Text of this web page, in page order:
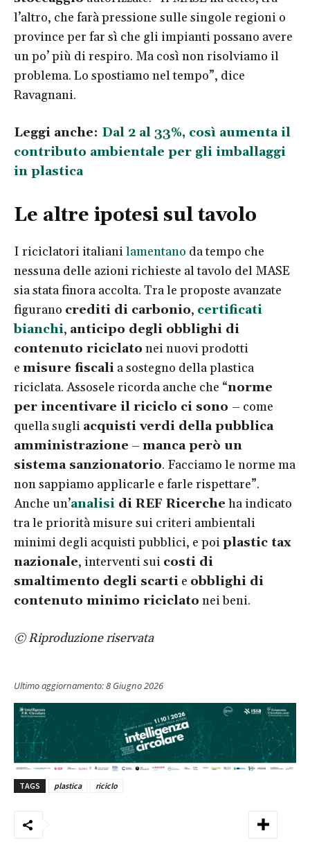
l’altro, che farà pressione sulle singole regioni o
province per far sì che gli impianti possano avere
un po’ più di respiro. Ma così non risolviamo il
problema. Lo spostiamo nel tempo”, dice
Ravagnani.
Leggi anche: Dal 2 al 33%, così aumenta il
contributo ambientale per gli imballaggi
in plastica
Le altre ipotesi sul tavolo
I riciclatori italianilamentano da tempo che
nessuna delle azioni richieste al tavolo del MASE
sia stata finora accolta. Tra le proposte avanzate
figurano crediti di carbonio, certificati
bianchi, anticipo degli obblighi di
contenuto riciclato nei nuovi prodotti
e misure fiscali a sostegno della plastica
riciclata. Assosele ricorda anche che “norme
per incentivare il riciclo ci sono – come
quella sugli acquisti verdi della pubblica
amministrazione – manca però un
sistema sanzionatorio. Facciamo le norme ma
non sappiamo applicarle e farle rispettare”.
Anche un’analisi di REF Ricerche ha indicato
tra le priorità misure sui criteri ambientali
minimi degli acquisti pubblici, e poiplastic tax
nazionale, interventi sui costi di
smaltimento degli scarti e obblighi di
contenuto minimo riciclato nei beni.
© Riproduzione riservata
Ultimo aggiornamento:8 Giugno 2026
TAGS plastica riciclo